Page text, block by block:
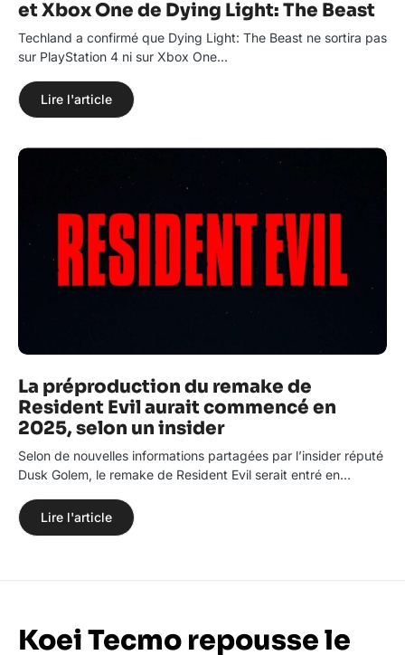
et Xbox One de Dying Light: The Beast
Techland a confirmé que Dying Light: The Beast ne sortira pas
sur PlayStation 4 ni sur Xbox One…
Lire l'article
La préproduction du remake de
Resident Evil aurait commencé en
2025, selon un insider
Selon de nouvelles informations partagées par l’insider réputé
Dusk Golem, le remake de Resident Evil serait entré en…
Lire l'article
Koei Tecmo repousse le